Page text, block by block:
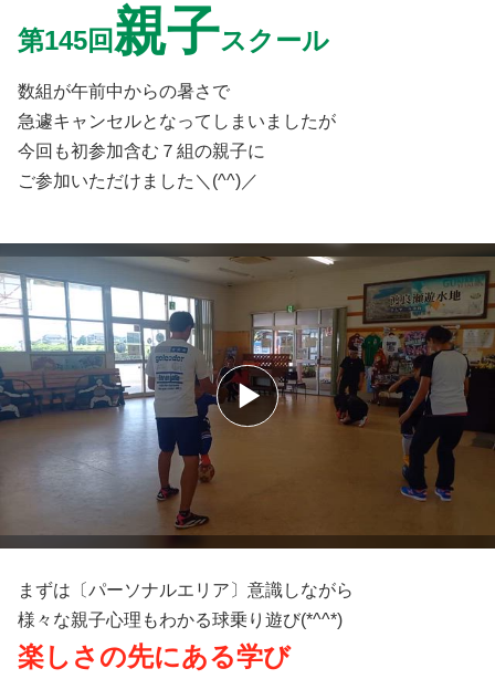
第145回 親子スクール
数組が午前中からの暑さで
急遽キャンセルとなってしまいましたが
今回も初参加含む７組の親子に
ご参加いただけました＼(^^)／
まずは〔パーソナルエリア〕意識しながら
様々な親子心理もわかる球乗り遊び(*^^*)
楽しさの先にある学び